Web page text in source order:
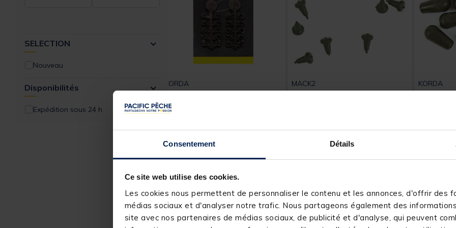
Consentement Détails
Ce site web utilise des cookies.
Les cookies nous permettent de personnaliser le contenu et les annonces, d'offrir des
médias sociaux et d'analyser notre trafic. Nous partageons également des
site avec nos partenaires de médias sociaux, de publicité et d'analyse, qui peuvent
Stop appât
ZIG
SELECTION
Nouveau
Disponibilités
Expédition sous 24 h
KORDA
Bead Large
4,79 €
Expédition sous 24 h
MACK2
[object Object] out of 5 Customer Rating
(1)
4,49 €
KORDA
carpe
[object
6,49 €
-20% DESTOCKAGE